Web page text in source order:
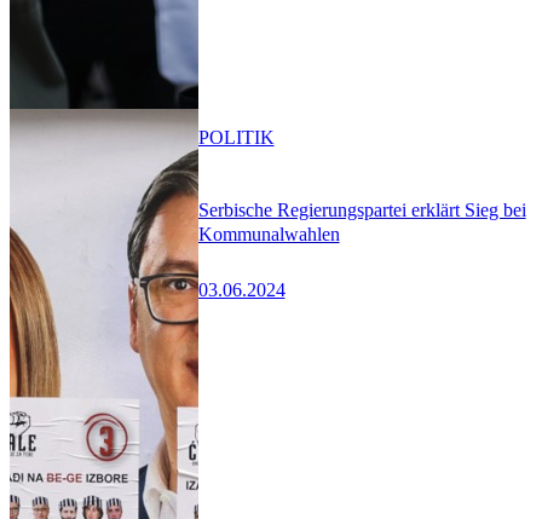
Serbische Regierungspartei erklärt Sieg bei
Kommunalwahlen
03.06.2024
POLITIK